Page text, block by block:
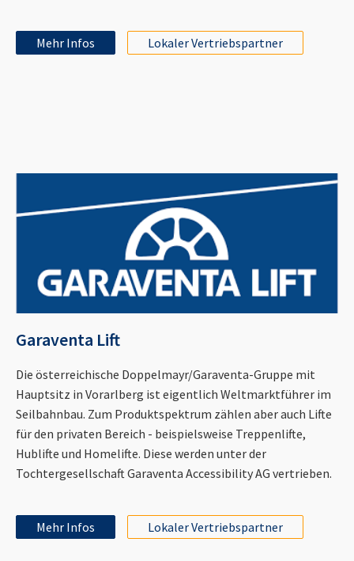
Mehr Infos Lokaler Vertriebspartner
Garaventa Lift
Die österreichische Doppelmayr/Garaventa-Gruppe mit
Hauptsitz in Vorarlberg ist eigentlich Weltmarktführer im
Seilbahnbau. Zum Produktspektrum zählen aber auch Lifte
für den privaten Bereich - beispielsweise Treppenlifte,
Hublifte und Homelifte. Diese werden unter der
Tochtergesellschaft Garaventa Accessibility AG vertrieben.
Mehr Infos Lokaler Vertriebspartner